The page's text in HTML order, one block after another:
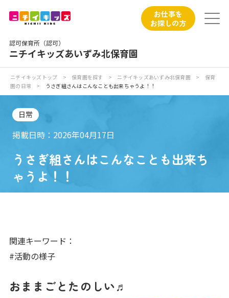
認可保育所（認可）
ニチイキッズあいずみ北保育園
お仕事を
お探しの方
ニチイが大切にしていること
お食事
入園の概要
写真販売サービス
お仕事をお探しの方
ニチイキッズトップ > 保育園を探す > ニチイキッズあいずみ北保育園 >
保育
園の日常
> うさぎ組さんはこんなことも出来ちゃうよ！！
日常
掲載日時：2026年04月17日
うさぎ組さんはこんなことも出来ち
ゃうよ！！
関連キーワード：
#活動の様子
おままごとたのしい♬